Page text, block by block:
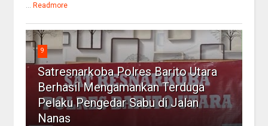
Readmore
9
Satresnarkoba Polres Barito Utara
Berhasil Mengamankan Terduga
Pelaku Pengedar Sabu di Jalan
Nanas